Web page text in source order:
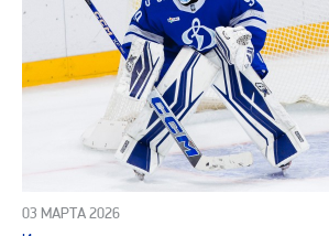
03 МАРТА 2026